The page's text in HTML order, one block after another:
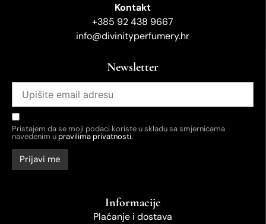
Kontakt
+385 92 438 9667
info@divinityperfumery.hr
Newsletter
Pristajem da se moji podaci koriste u skladu sa smjernicama
navedenim upravilima privatnosti.
Informacije
Plaćanje i dostava